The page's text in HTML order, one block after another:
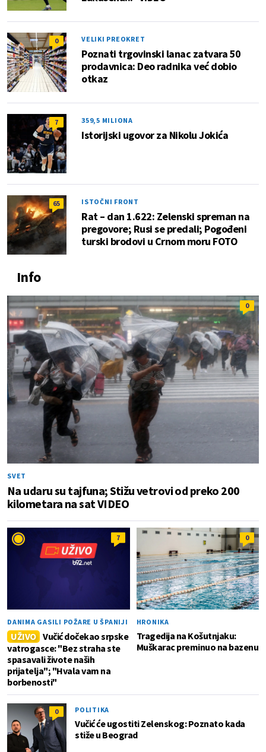
0 VELIKI PREOKRET
Poznati trgovinski lanac zatvara 50
prodavnica: Deo radnika već dobio
otkaz
7 359,5 MILIONA
Istorijski ugovor za Nikolu Jokića
65 ISTOČNI FRONT
Rat – dan 1.622: Zelenski spreman na
pregovore; Rusi se predali; Pogođeni
turski brodovi u Crnom moru FOTO
Info
0
SVET
Na udaru su tajfuna; Stižu vetrovi od preko 200
kilometara na sat VIDEO
7
DANIMA GASILI POŽARE U ŠPANIJI
UŽIVO Vučić dočekao srpske
vatrogasce: "Bez straha ste
spasavali živote naših
prijatelja"; "Hvala vam na
borbenosti"
0
HRONIKA
Tragedija na Košutnjaku:
Muškarac preminuo na bazenu
0 POLITIKA
Vučić će ugostiti Zelenskog: Poznato kada
stiže u Beograd